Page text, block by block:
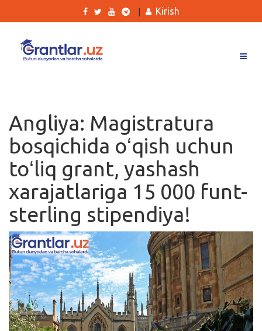
Ishlar
Kurslar
Blog
Yana
Qidirish
Kirish
Kirish
Angliya: Magistratura
bosqichida oʻqish uchun
toʻliq grant, yashash
xarajatlariga 15 000 funt-
sterling stipendiya!